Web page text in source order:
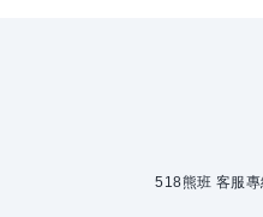
518熊班 客服